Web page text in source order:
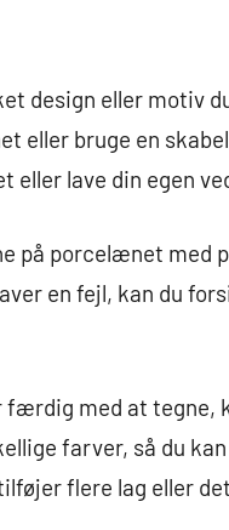
design eller motiv
eller bruge en
lave din egen
på porcelænet
en fejl, kan du
med at tegne,
farver, så du
flere lag eller